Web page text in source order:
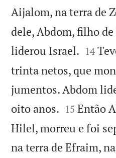
Aijalom, na terra de
dele, Abdom, filho
liderou Israel. 

14
trinta netos, que
jumentos. Abdom
oito anos. 

15 Então
Hilel, morreu e foi
na terra de Efraim,